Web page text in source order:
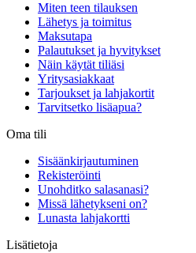
Miten teen tilauksen
Lähetys ja toimitus
Maksutapa
Palautukset ja hyvitykset
Näin käytät tiliäsi
Yritysasiakkaat
Tarjoukset ja lahjakortit
Tarvitsetko lisäapua?
Oma tili
Sisäänkirjautuminen
Rekisteröinti
Unohditko salasanasi?
Missä lähetykseni on?
Lunasta lahjakortti
Lisätietoja